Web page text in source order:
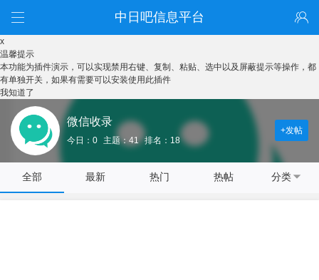
中日吧信息平台
x
温馨提示
本功能为插件演示，可以实现禁用右键、复制、粘贴、选中以及屏蔽提示等操作，都
有单独开关，如果有需要可以安装使用此插件
我知道了
微信收录
今日：0 主题：41 排名：18
+发帖
全部 最新 热门 热帖 分类